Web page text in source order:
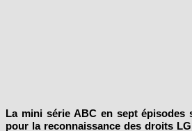
La mini série ABC en sept épisodes
pour la reconnaissance des droits